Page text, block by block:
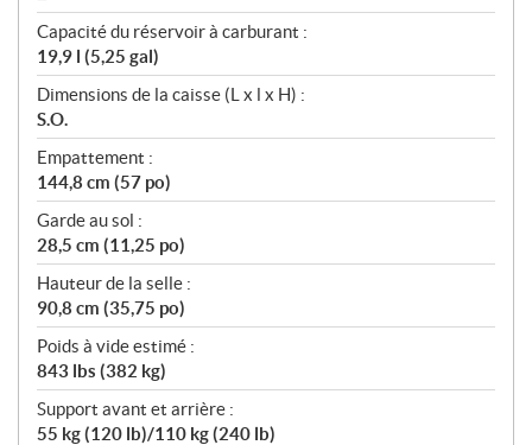
Capacité du réservoir à carburant :
19,9 l (5,25 gal)
Dimensions de la caisse (L x l x H) :
S.O.
Empattement :
144,8 cm (57 po)
Garde au sol :
28,5 cm (11,25 po)
Hauteur de la selle :
90,8 cm (35,75 po)
Poids à vide estimé :
843 lbs (382 kg)
Support avant et arrière :
55 kg (120 lb)/110 kg (240 lb)